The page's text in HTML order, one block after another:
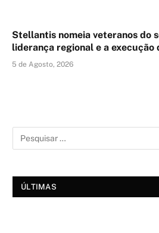
Stellantis nomeia veteranos do
liderança regional e a execução
5 de Agosto, 2026
ÚLTIMAS